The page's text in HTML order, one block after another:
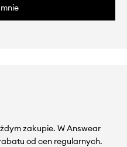
zakupie. W Answear
od cen regularnych.